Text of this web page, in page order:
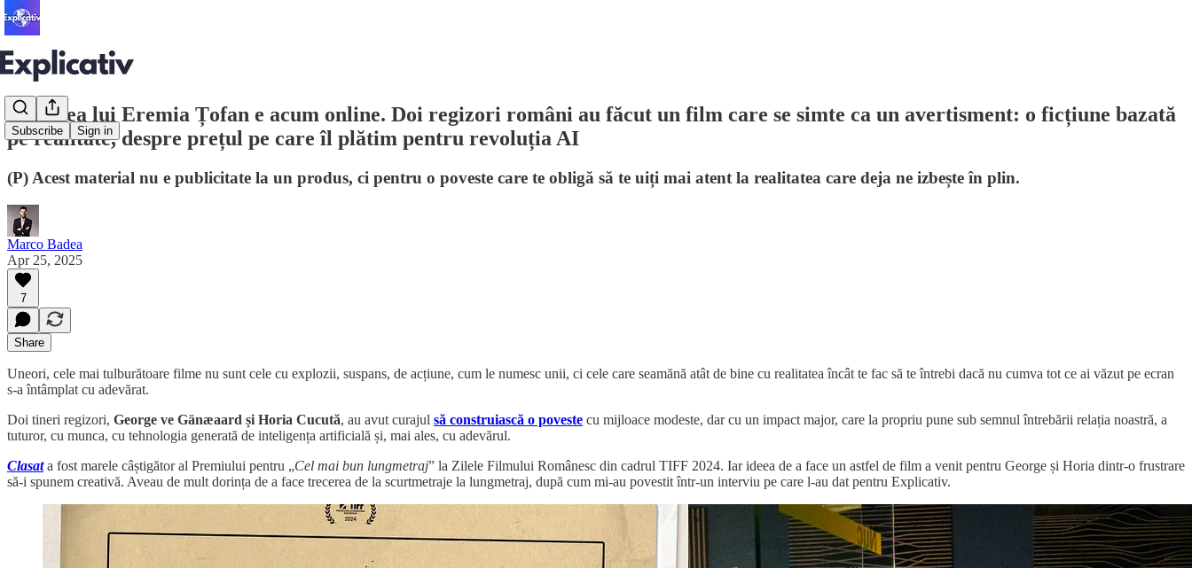
Subscribe Sign in
Povestea lui Eremia Țofan e acum online. Doi regizori români au făcut un film care se simte ca un avertisment: o ficțiune bazată
pe realitate, despre prețul pe care îl plătim pentru revoluția AI
(P) Acest material nu e publicitate la un produs, ci pentru o poveste care te obligă să te uiți mai atent la realitatea care deja ne izbește în plin.
Marco Badea
Apr 25, 2025
7
Share
Uneori, cele mai tulburătoare filme nu sunt cele cu explozii, suspans, de acțiune, cum le numesc unii, ci cele care seamănă atât de bine cu realitatea încât te fac să te întrebi dacă nu cumva tot ce ai văzut pe ecran
s-a întâmplat cu adevărat.
Doi tineri regizori, George ve Gänæaard și Horia Cucută, au avut curajul să construiască o poveste cu mijloace modeste, dar cu un impact major, care la propriu pune sub semnul întrebării relația noastră, a
tuturor, cu munca, cu tehnologia generată de inteligența artificială și, mai ales, cu adevărul.
Clasata fost marele câștigător al Premiului pentru „Cel mai bun lungmetraj” la Zilele Filmului Românesc din cadrul TIFF 2024. Iar ideea de a face un astfel de film a venit pentru George și Horia dintr-o frustrare
să-i spunem creativă. Aveau de mult dorința de a face trecerea de la scurtmetraje la lungmetraj, după cum mi-au povestit într-un interviu pe care l-au dat pentru Explicativ.